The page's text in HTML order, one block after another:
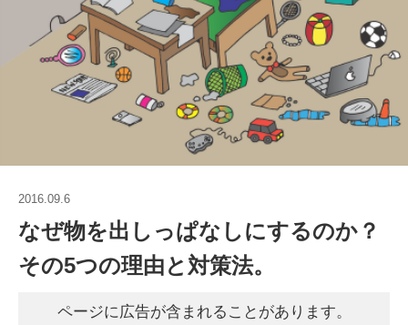
2016.09.6
なぜ物を出しっぱなしにするのか？
その5つの理由と対策法。
ページに広告が含まれることがあります。